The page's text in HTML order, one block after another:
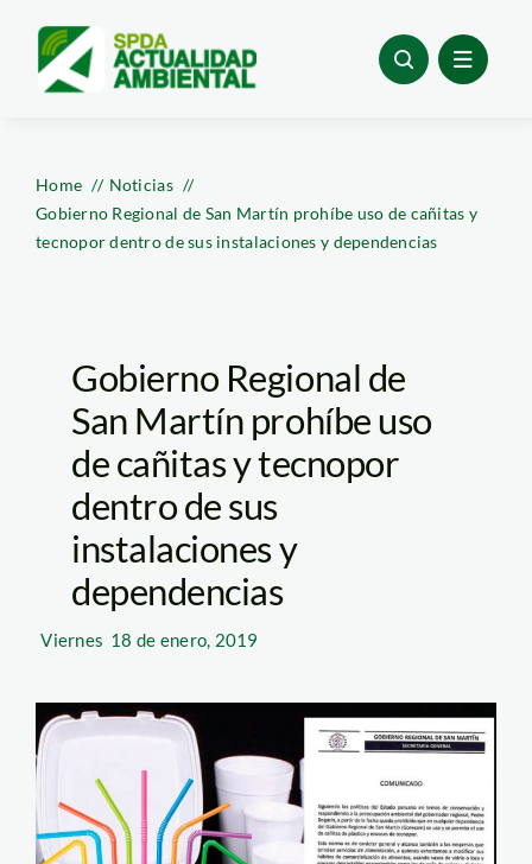
content
Home
Noticias
Gobierno Regional de San Martín prohíbe uso de cañitas y
tecnopor dentro de sus instalaciones y dependencias
Gobierno Regional de
San Martín prohíbe uso
de cañitas y tecnopor
dentro de sus
instalaciones y
dependencias
Viernes 18 de enero, 2019